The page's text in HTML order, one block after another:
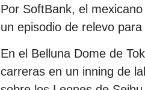
Por SoftBank, el
un episodio de relevo
En el Belluna Dome de
carreras en un inning de